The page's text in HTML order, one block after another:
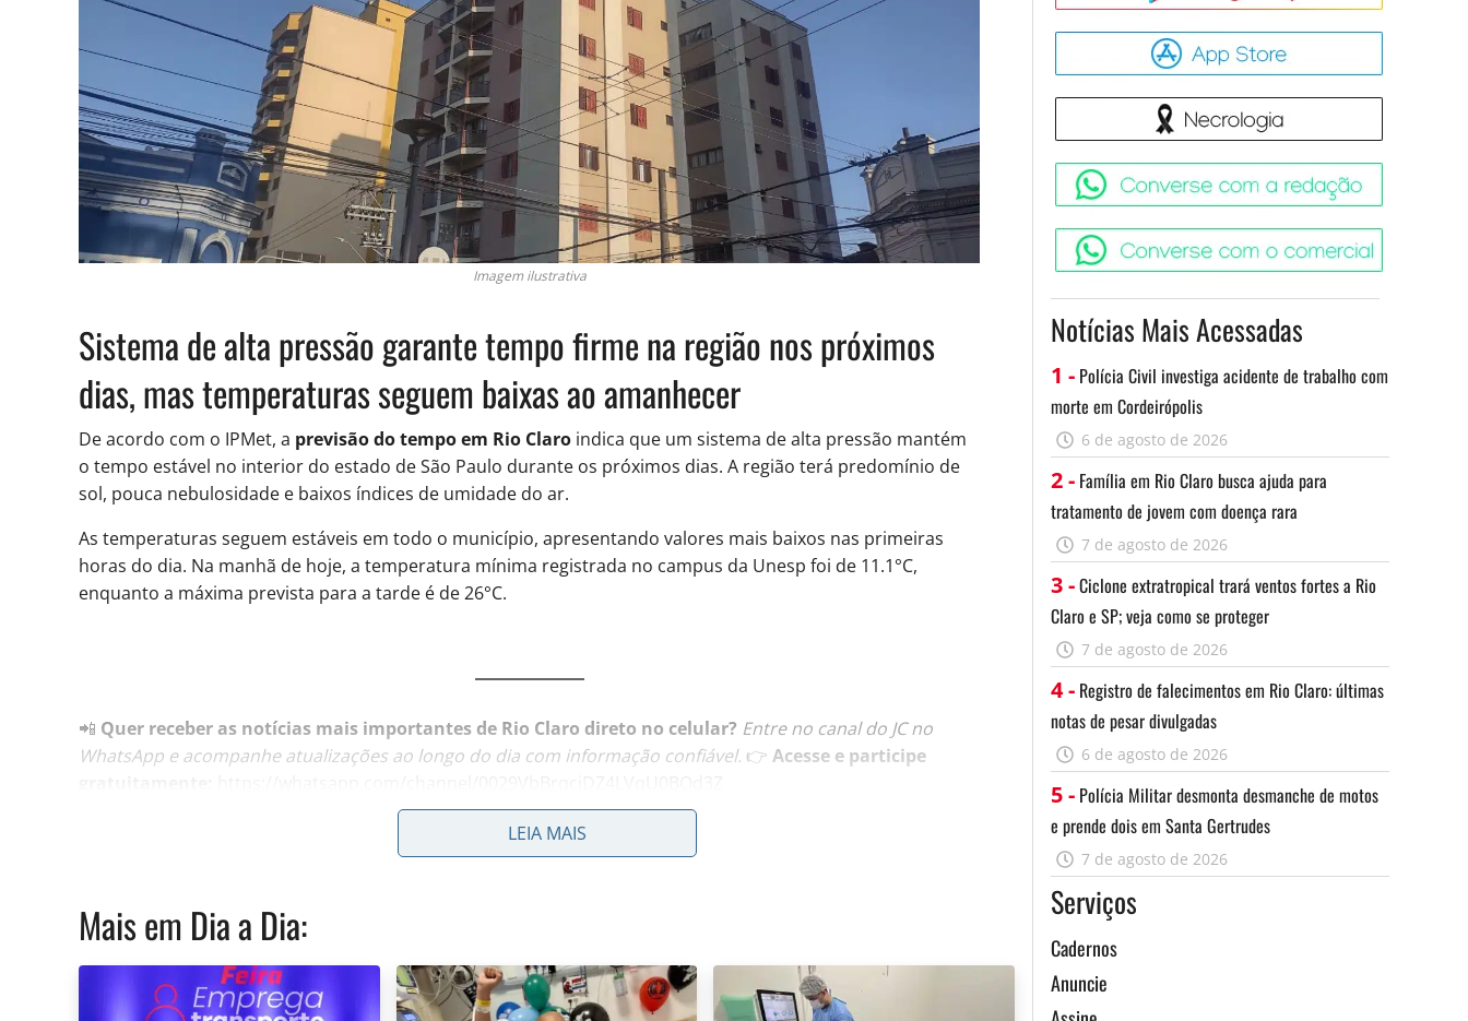
Imagem ilustrativa
Sistema de alta pressão garante tempo firme na região nos próximos
dias, mas temperaturas seguem baixas ao amanhecer
De acordo com o IPMet, a previsão do tempo em Rio Claro indica que um sistema de alta pressão mantém
o tempo estável no interior do estado de São Paulo durante os próximos dias. A região terá predomínio de
sol, pouca nebulosidade e baixos índices de umidade do ar.
As temperaturas seguem estáveis em todo o município, apresentando valores mais baixos nas primeiras
horas do dia. Na manhã de hoje, a temperatura mínima registrada no campus da Unesp foi de 11.1°C,
enquanto a máxima prevista para a tarde é de 26°C.
📲 Quer receber as notícias mais importantes de Rio Claro direto no celular? Entre no canal do JC no
WhatsApp e acompanhe atualizações ao longo do dia com informação confiável. 👉 Acesse e participe
É esperado que esse sistema de alta pressão mantenha a condição de tempo estável com céu claro e sem
previsão de chuva para todo o estado de São Paulo de sexta-feira a domingo, com temperaturas estáveis. Os
dados foram fornecidos pela Estação Meteorológica (CEAPLA/IGCE/UNESP e Prefeitura Municipal de Rio
LEIA MAIS
Mais em Dia a Dia:
Notícias Mais Acessadas
1 - Polícia Civil investiga acidente de trabalho com
morte em Cordeirópolis
6 de agosto de 2026
2 - Família em Rio Claro busca ajuda para
tratamento de jovem com doença rara
7 de agosto de 2026
3 -Ciclone extratropical trará ventos fortes a Rio
Claro e SP; veja como se proteger
7 de agosto de 2026
4 - Registro de falecimentos em Rio Claro: últimas
notas de pesar divulgadas
6 de agosto de 2026
5 - Polícia Militar desmonta desmanche de motos
e prende dois em Santa Gertrudes
7 de agosto de 2026
Serviços
Cadernos
Anuncie